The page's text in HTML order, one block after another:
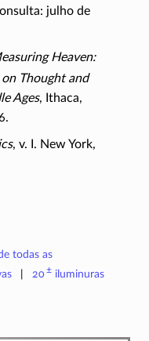
julho de
Heaven:
Thought and
Ages, Ithaca,
, v. I. New York,
todas as
20±iluminuras